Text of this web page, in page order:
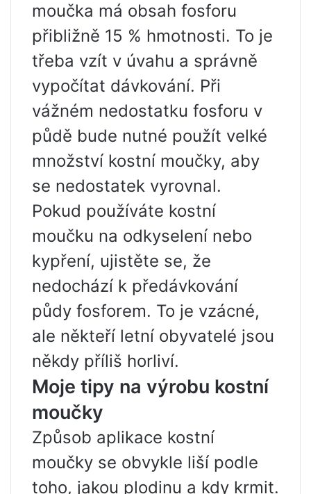
moučka má obsah fosforu
přibližně 15 % hmotnosti. To je
třeba vzít v úvahu a správně
vypočítat dávkování. Při
vážném nedostatku fosforu v
půdě bude nutné použít velké
množství kostní moučky, aby
se nedostatek vyrovnal.
Pokud používáte kostní
moučku na odkyselení nebo
kypření, ujistěte se, že
nedochází k předávkování
půdy fosforem. To je vzácné,
ale někteří letní obyvatelé jsou
někdy příliš horliví.
Moje tipy na výrobu kostní
moučky
Způsob aplikace kostní
moučky se obvykle liší podle
toho, jakou plodinu a kdy krmit.